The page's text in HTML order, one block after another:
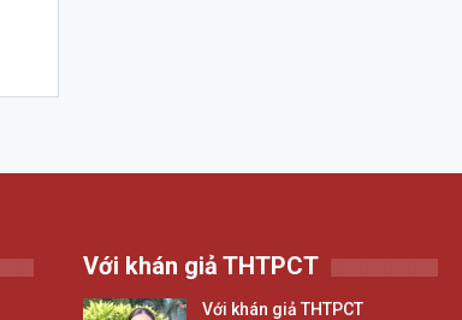
Với khán giả THTPCT
Với khán giả THTPCT